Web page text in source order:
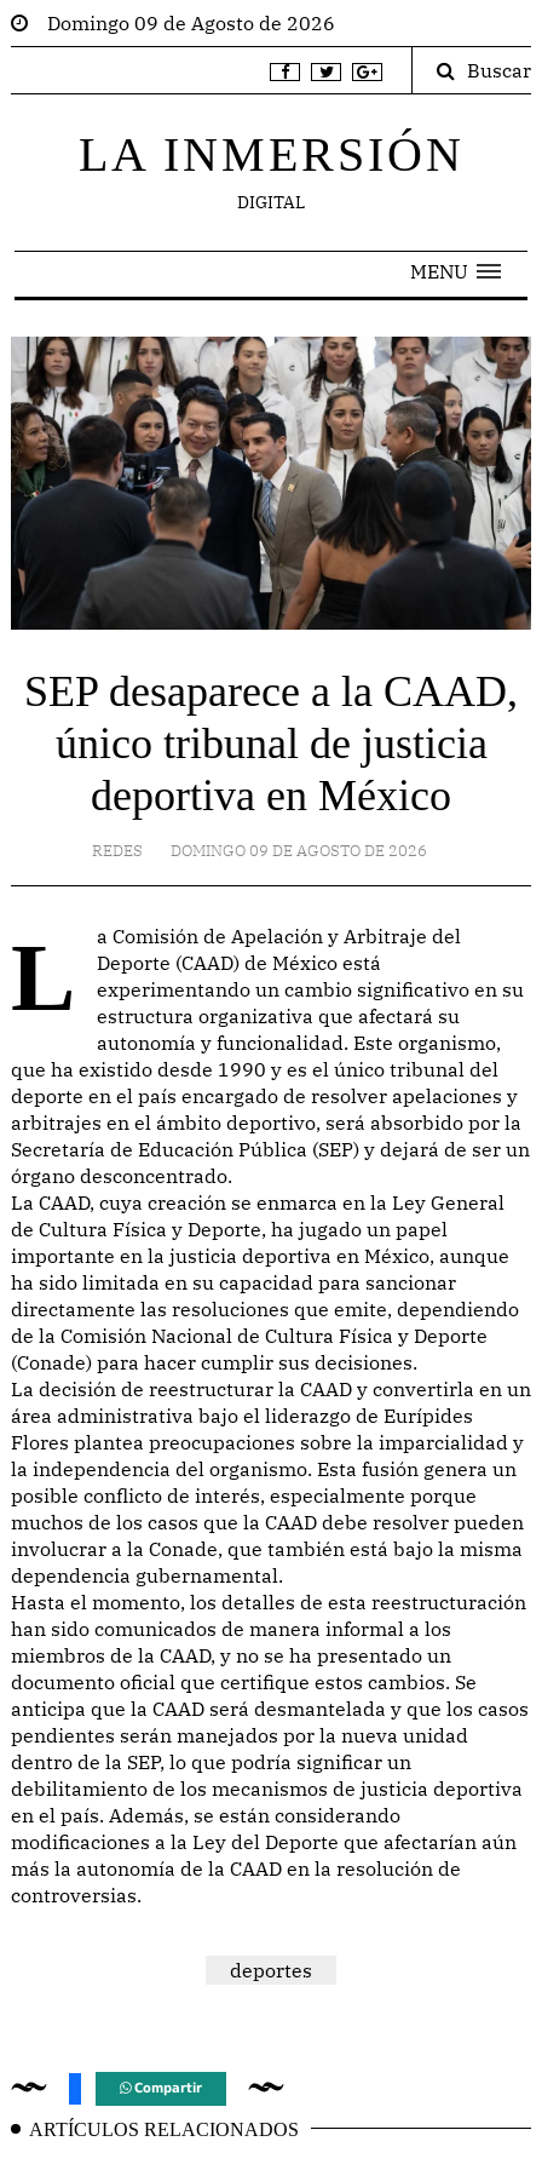
Domingo 09 de Agosto de 2026
Buscar
LA INMERSIÓN
DIGITAL
MENU
SEP desaparece a la CAAD,
único tribunal de justicia
deportiva en México
REDES DOMINGO 09 DE AGOSTO DE 2026
La Comisión de Apelación y Arbitraje del
Deporte (CAAD) de México está
experimentando un cambio significativo en su
estructura organizativa que afectará su
autonomía y funcionalidad. Este organismo,
que ha existido desde 1990 y es el único tribunal del
deporte en el país encargado de resolver apelaciones y
arbitrajes en el ámbito deportivo, será absorbido por la
Secretaría de Educación Pública (SEP) y dejará de ser un
órgano desconcentrado.
La CAAD, cuya creación se enmarca en la Ley General
de Cultura Física y Deporte, ha jugado un papel
importante en la justicia deportiva en México, aunque
ha sido limitada en su capacidad para sancionar
directamente las resoluciones que emite, dependiendo
de la Comisión Nacional de Cultura Física y Deporte
(Conade) para hacer cumplir sus decisiones.
La decisión de reestructurar la CAAD y convertirla en un
área administrativa bajo el liderazgo de Eurípides
Flores plantea preocupaciones sobre la imparcialidad y
la independencia del organismo. Esta fusión genera un
posible conflicto de interés, especialmente porque
muchos de los casos que la CAAD debe resolver pueden
involucrar a la Conade, que también está bajo la misma
dependencia gubernamental.
Hasta el momento, los detalles de esta reestructuración
han sido comunicados de manera informal a los
miembros de la CAAD, y no se ha presentado un
documento oficial que certifique estos cambios. Se
anticipa que la CAAD será desmantelada y que los casos
pendientes serán manejados por la nueva unidad
dentro de la SEP, lo que podría significar un
debilitamiento de los mecanismos de justicia deportiva
en el país. Además, se están considerando
modificaciones a la Ley del Deporte que afectarían aún
más la autonomía de la CAAD en la resolución de
controversias.
deportes
Compartir
ARTÍCULOS RELACIONADOS